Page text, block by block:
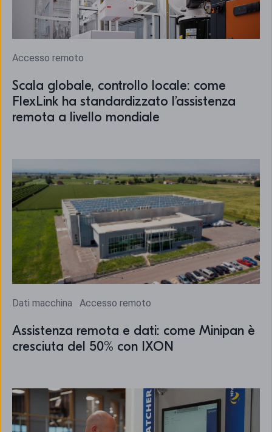
Accesso remoto
Scala globale, controllo locale: come
FlexLink ha standardizzato l’assistenza
remota a livello mondiale
Dati macchina Accesso remoto
Assistenza remota e dati: come Minipan è
cresciuta del 50% con IXON